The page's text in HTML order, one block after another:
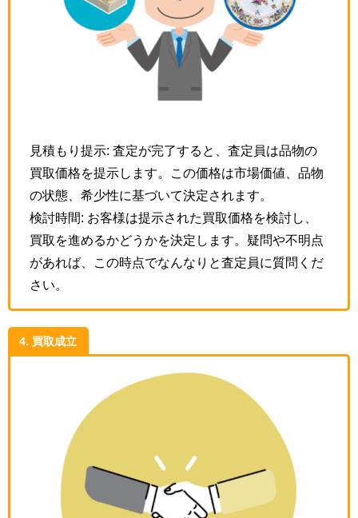
見積もり提示: 査定が完了すると、査定員は品物の
買取価格を提示します。この価格は市場価値、品物
の状態、希少性に基づいて決定されます。
検討時間: お客様は提示された買取価格を検討し、
買取を進めるかどうかを決定します。疑問や不明点
があれば、この時点でなんなりと査定員に質問くだ
さい。
4. 買取成立